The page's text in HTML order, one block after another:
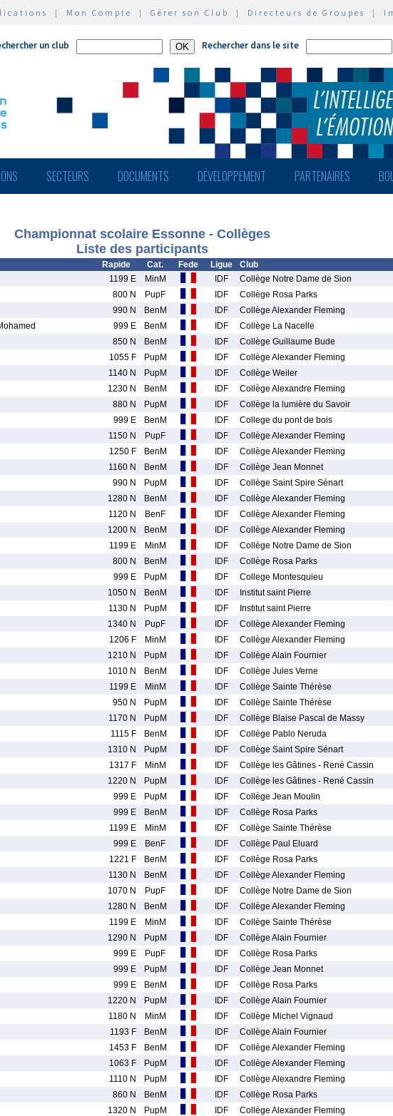
| Mon Compte | Gérer son Club | Directeurs de Groupes |
un club Rechercher dans le site
SECTEURS DOCUMENTS DÉVELOPPEMENT PARTENAIRES
Championnat scolaire Essonne - Collèges
Liste des participants
Rapide Cat. Fede Ligue
Club
1199 E MinM IDF
Collège Notre Dame de Sion
800 N PupF IDF
Collège Rosa Parks
990 N BenM IDF
Collège Alexander Fleming
999 E BenM IDF
Collège La Nacelle
850 N BenM IDF
Collège Guillaume Bude
1055 F PupM IDF
Collège Alexander Fleming
1140 N PupM IDF
Collège Weiler
1230 N BenM IDF
Collège Alexandre Fleming
880 N PupM IDF
Collège la lumière du Savoir
999 E BenM IDF
College du pont de bois
1150 N PupF IDF
Collège Alexander Fleming
1250 F BenM IDF
Collège Alexander Fleming
1160 N BenM IDF
Collège Jean Monnet
990 N PupM IDF
Collège Saint Spire Sénart
1280 N BenM IDF
Collège Alexander Fleming
1120 N BenF IDF
Collège Alexander Fleming
1200 N BenM IDF
Collège Alexander Fleming
1199 E MinM IDF
Collège Notre Dame de Sion
800 N BenM IDF
Collège Rosa Parks
999 E PupM IDF
College Montesquieu
1050 N BenM IDF
Institut saint Pierre
1130 N PupM IDF
Institut saint Pierre
1340 N PupF IDF
Collège Alexander Fleming
1206 F MinM IDF
Collège Alexander Fleming
1210 N PupM IDF
Collège Alain Fournier
1010 N BenM IDF
Collège Jules Verne
1199 E MinM IDF
Collège Sainte Thérèse
950 N PupM IDF
Collège Sainte Thérèse
1170 N PupM IDF
Collège Blaise Pascal de Massy
1115 F BenM IDF
Collège Pablo Neruda
1310 N PupM IDF
Collège Saint Spire Sénart
1317 F MinM IDF
Collège les Gâtines - René Cassin
1220 N PupM IDF
Collège les Gâtines - René Cassin
999 E PupM IDF
Collège Jean Moulin
999 E BenM IDF
Collège Rosa Parks
1199 E MinM IDF
Collège Sainte Thérèse
999 E BenF IDF
Collège Paul Eluard
1221 F BenM IDF
Collège Rosa Parks
1130 N BenM IDF
Collège Alexander Fleming
1070 N PupF IDF
Collège Notre Dame de Sion
1280 N BenM IDF
Collège Alexander Fleming
1199 E MinM IDF
Collège Sainte Thérèse
1290 N PupM IDF
Collège Alain Fournier
999 E PupF IDF
Collège Rosa Parks
999 E PupM IDF
Collège Jean Monnet
999 E BenM IDF
Collège Rosa Parks
1220 N PupM IDF
Collège Alain Fournier
1180 N MinM IDF
Collège Michel Vignaud
1193 F BenM IDF
Collège Alain Fournier
1453 F BenM IDF
Collège Alexander Fleming
1063 F PupM IDF
Collège Alexander Fleming
1110 N PupM IDF
Collège Alexandre Fleming
860 N BenM IDF
Collège Rosa Parks
1320 N PupM IDF
Collège Alexander Fleming